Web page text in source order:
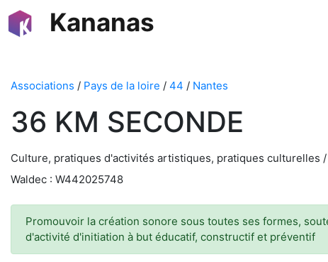
Kananas
Associations / Pays de la loire / 44 / Nantes
36 KM SECONDE
Culture, pratiques d'activités artistiques, pratiques culturelles /
Waldec : W442025748
Promouvoir la création sonore sous toutes ses formes,
d'activité d'initiation à but éducatif, constructif et préventif